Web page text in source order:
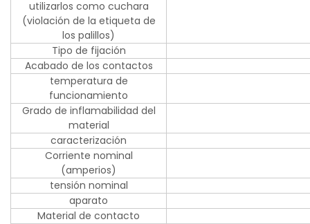
utilizarlos como cuchara
(violación de la etiqueta de
los palillos)
Tipo de fijación
Acabado de los contactos
temperatura de
funcionamiento
Grado de inflamabilidad del
material
caracterización
Corriente nominal
(amperios)
tensión nominal
aparato
Material de contacto